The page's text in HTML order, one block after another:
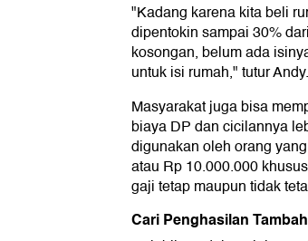
"Kadang karena kita beli
dipentokin sampai 30%
kosongan, belum ada
untuk isi rumah," tutur Andy.
Masyarakat juga bisa
biaya DP dan cicilannya
digunakan oleh orang
atau Rp 10.000.000
gaji tetap maupun tidak
Cari Penghasilan